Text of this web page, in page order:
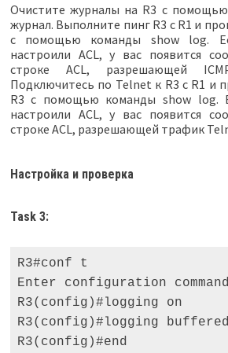
Очистите журналы на R3 с
журнал. Выполните пинг R3 с R1 и
с помощью команды show log.
настроили ACL, у вас появится
строке ACL, разрешающей
Подключитесь по Telnet к R3 с R1 и
R3 с помощью команды show log.
настроили ACL, у вас появится
строке ACL, разрешающей трафик
Настройка и проверка
Task 3:
R3#conf t
Enter configuration
R3(config)#logging on
R3(config)#logging
R3(config)#end